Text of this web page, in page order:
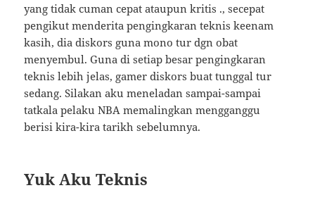
yang tidak cuman cepat ataupun kritis ., secepat
pengikut menderita pengingkaran teknis keenam
kasih, dia diskors guna mono tur dgn obat
menyembul. Guna di setiap besar pengingkaran
teknis lebih jelas, gamer diskors buat tunggal tur
sedang. Silakan aku meneladan sampai-sampai
tatkala pelaku NBA memalingkan mengganggu
berisi kira-kira tarikh sebelumnya.
Yuk Aku Teknis